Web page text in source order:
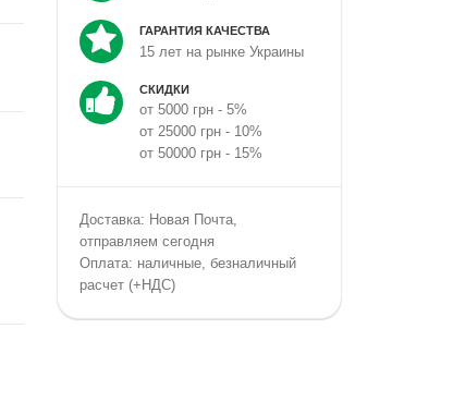
ГАРАНТИЯ КАЧЕСТВА
15 лет на рынке Украины
СКИДКИ
от 5000 грн - 5%
от 25000 грн - 10%
от 50000 грн - 15%
Доставка: Новая Почта,
отправляем сегодня
Оплата: наличные, безналичный
расчет (+НДС)